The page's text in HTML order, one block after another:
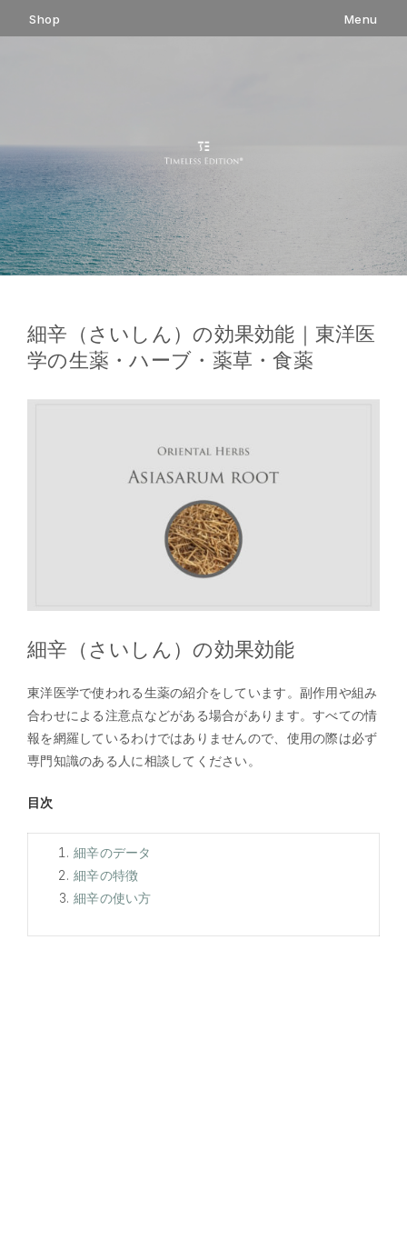
Shop Menu
ン
ス
キ
ッ
プ
細辛（さいしん）の効果効能｜東洋医
学の生薬・ハーブ・薬草・食薬
細辛（さいしん）の効果効能
東洋医学で使われる生薬の紹介をしています。副作用や組み
合わせによる注意点などがある場合があります。すべての情
報を網羅しているわけではありませんので、使用の際は必ず
専門知識のある人に相談してください。
目次
細辛のデータ
細辛の特徴
細辛の使い方